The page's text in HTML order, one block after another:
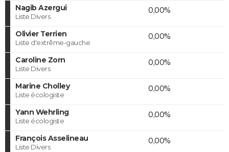
Nagib Azergui
Liste Divers
0,00%
Olivier Terrien
Liste d'extrême-gauche
0,00%
Caroline Zorn
Liste Divers
0,00%
Marine Cholley
Liste écologiste
0,00%
Yann Wehrling
Liste écologiste
0,00%
François Asselineau
Liste Divers
0,00%